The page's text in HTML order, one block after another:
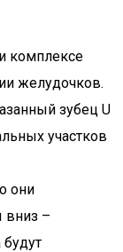
комплексе
желудочков.
зубец U
участков
они
вниз –